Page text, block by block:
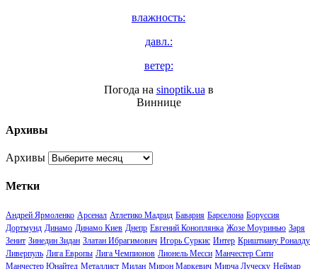
влажность:
давл.:
ветер:
Погода на sinoptik.ua в
Виннице
Архивы
Архивы
Метки
Андрей Ярмоленко Арсенал Атлетико Мадрид Бавария Барселона Боруссия
Дортмунд Динамо Динамо Киев Днепр Евгений Коноплянка Жозе Моуринью Заря
Зенит Зинедин Зидан Златан Ибрагимович Игорь Суркис Интер Криштиану Роналду
Ливерпуль Лига Европы Лига Чемпионов Лионель Месси Манчестер Сити
Манчестер Юнайтед Металлист Милан Мирон Маркевич Мирча Луческу Неймар